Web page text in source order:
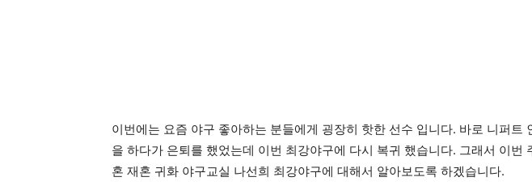
이번에는 요즘 야구 좋아하는 분들에게 굉장히 핫한 선수 입니다. 바로 니퍼트
을 하다가 은퇴를 했었는데 이번 최강야구에 다시 복귀 했습니다. 그래서 이번
혼 재혼 귀화 야구교실 나선희 최강야구에 대해서 알아보도록 하겠습니다.